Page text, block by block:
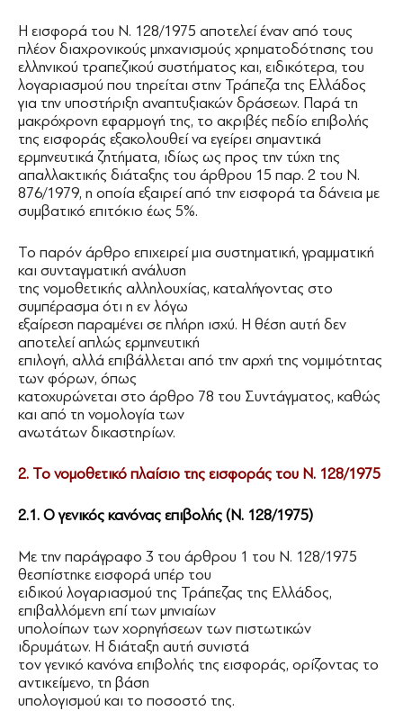
Η εισφορά του Ν. 128/1975 αποτελεί έναν από τους
πλέον διαχρονικούς μηχανισμούς χρηματοδότησης του
ελληνικού τραπεζικού συστήματος και, ειδικότερα, του
λογαριασμού που τηρείται στην Τράπεζα της Ελλάδος
για την υποστήριξη αναπτυξιακών δράσεων. Παρά τη
μακρόχρονη εφαρμογή της, το ακριβές πεδίο επιβολής
της εισφοράς εξακολουθεί να εγείρει σημαντικά
ερμηνευτικά ζητήματα, ιδίως ως προς την τύχη της
απαλλακτικής διάταξης του άρθρου 15 παρ. 2 του Ν.
876/1979, η οποία εξαιρεί από την εισφορά τα δάνεια με
συμβατικό επιτόκιο έως 5%.
Το παρόν άρθρο επιχειρεί μια συστηματική, γραμματική
και συνταγματική ανάλυση
της νομοθετικής αλληλουχίας, καταλήγοντας στο
συμπέρασμα ότι η εν λόγω
εξαίρεση παραμένει σε πλήρη ισχύ. Η θέση αυτή δεν
αποτελεί απλώς ερμηνευτική
επιλογή, αλλά επιβάλλεται από την αρχή της νομιμότητας
των φόρων, όπως
κατοχυρώνεται στο άρθρο 78 του Συντάγματος, καθώς
και από τη νομολογία των
ανωτάτων δικαστηρίων.
2. Το νομοθετικό πλαίσιο της εισφοράς του Ν. 128/1975
2.1. Ο γενικός κανόνας επιβολής (Ν. 128/1975)
Με την παράγραφο 3 του άρθρου 1 του Ν. 128/1975
θεσπίστηκε εισφορά υπέρ του
ειδικού λογαριασμού της Τράπεζας της Ελλάδος,
επιβαλλόμενη επί των μηνιαίων
υπολοίπων των χορηγήσεων των πιστωτικών
ιδρυμάτων. Η διάταξη αυτή συνιστά
τον γενικό κανόνα επιβολής της εισφοράς, ορίζοντας το
αντικείμενο, τη βάση
υπολογισμού και το ποσοστό της.